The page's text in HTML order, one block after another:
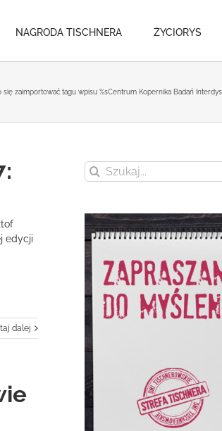
NAGRODA TISCHNERA ŻYCIORYS
się zaimportować tagu wpisu %sCentrum Kopernika Badań
edycji
dalej
Szukaj